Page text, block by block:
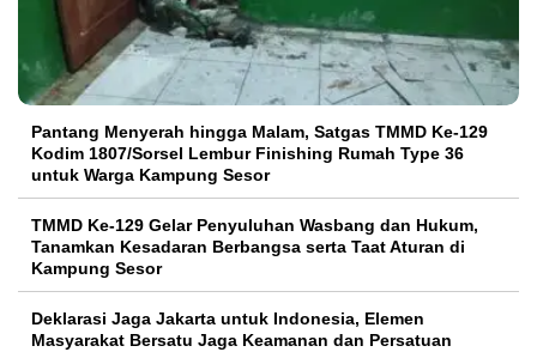
Pantang Menyerah hingga Malam, Satgas TMMD Ke-129
Kodim 1807/Sorsel Lembur Finishing Rumah Type 36
untuk Warga Kampung Sesor
TMMD Ke-129 Gelar Penyuluhan Wasbang dan Hukum,
Tanamkan Kesadaran Berbangsa serta Taat Aturan di
Kampung Sesor
Deklarasi Jaga Jakarta untuk Indonesia, Elemen
Masyarakat Bersatu Jaga Keamanan dan Persatuan